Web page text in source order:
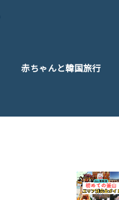
赤ちゃんと韓国旅行